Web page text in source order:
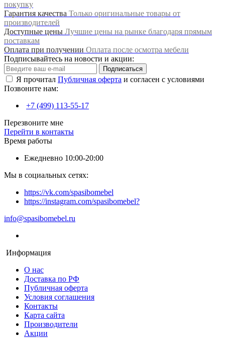
покупку
Гарантия качества Только оригинальные товары от
производителей
Доступные цены Лучшие цены на рынке благодаря прямым
поставкам
Оплата при получении Оплата после осмотра мебели
Подписывайтесь на новости и акции:
Подписаться
Я прочитал Публичная оферта и согласен с условиями
Позвоните нам:
+7 (499) 113-55-17
Перезвоните мне
Перейти в контакты
Время работы
Ежедневно 10:00-20:00
Мы в социальных сетях:
https://vk.com/spasibomebel
https://instagram.com/spasibomebel?
info@spasibomebel.ru
Информация
О нас
Доставка по РФ
Публичная оферта
Условия соглашения
Контакты
Карта сайта
Производители
Акции